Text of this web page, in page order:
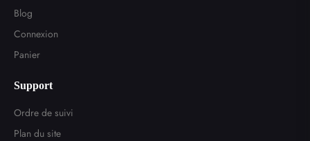
Blog
Connexion
Panier
Support
Ordre de suivi
Plan du site